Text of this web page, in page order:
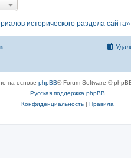
исторического раздела сайта»
на основе phpBB® Forum Software ©
Русская поддержка phpBB
Конфиденциальность | Правила